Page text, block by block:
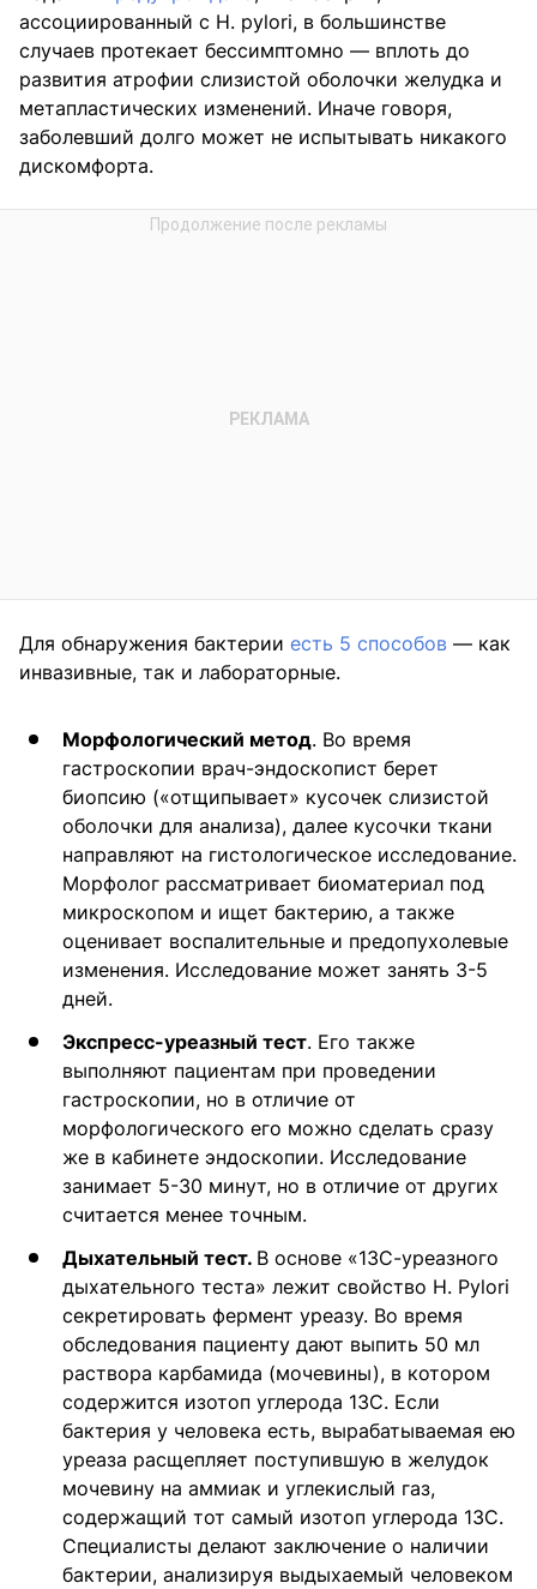
ассоциированный с H. pylori, в большинстве
случаев протекает бессимптомно — вплоть до
развития атрофии слизистой оболочки желудка и
метапластических изменений. Иначе говоря,
заболевший долго может не испытывать никакого
дискомфорта.
Для обнаружения бактерии есть 5 способов — как
инвазивные, так и лабораторные.
Морфологический метод. Во время
гастроскопии врач-эндоскопист берет
биопсию («отщипывает» кусочек слизистой
оболочки для анализа), далее кусочки ткани
направляют на гистологическое исследование.
Морфолог рассматривает биоматериал под
микроскопом и ищет бактерию, а также
оценивает воспалительные и предопухолевые
изменения. Исследование может занять 3-5
дней.
Экспресс-уреазный тест. Его также
выполняют пациентам при проведении
гастроскопии, но в отличие от
морфологического его можно сделать сразу
же в кабинете эндоскопии. Исследование
занимает 5-30 минут, но в отличие от других
считается менее точным.
Дыхательный тест. В основе «13С-уреазного
дыхательного теста» лежит свойство H. Pylori
секретировать фермент уреазу. Во время
обследования пациенту дают выпить 50 мл
раствора карбамида (мочевины), в котором
содержится изотоп углерода 13С. Если
бактерия у человека есть, вырабатываемая ею
уреаза расщепляет поступившую в желудок
мочевину на аммиак и углекислый газ,
содержащий тот самый изотоп углерода 13С.
Специалисты делают заключение о наличии
бактерии, анализируя выдыхаемый человеком